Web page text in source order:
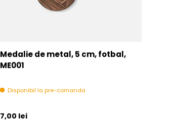
Medalie de metal, 5 cm, fotbal,
ME001
Disponibil la pre-comanda
Pret initial
7,00 lei